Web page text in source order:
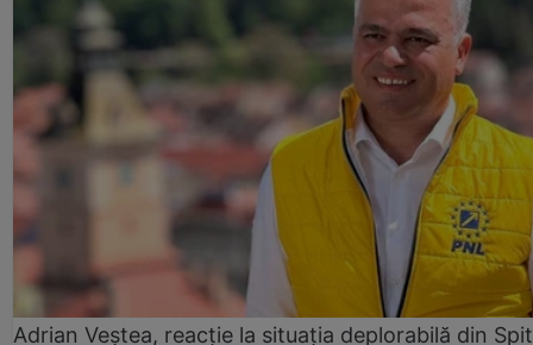
Adrian Veștea, reacție la situația deplorabilă din